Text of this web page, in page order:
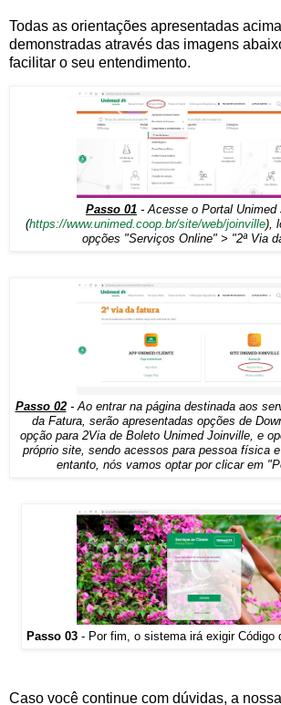
Todas as orientações apresentadas
demonstradas através das imagens
facilitar o seu entendimento.
Passo 01 - Acesse o Portal Unimed
(https://www.unimed.coop.br/site/web/joinville),
opções "Serviços Online" > "2ª Via
Passo 02- Ao entrar na página destinada aos
da Fatura, serão apresentadas opções de
opção para 2Via de Boleto Unimed Joinville, e
próprio site, sendo acessos para pessoa física
entanto, nós vamos optar por clicar em
Passo 03 - Por fim, o sistema irá exigir Código
Caso você continue com dúvidas, a